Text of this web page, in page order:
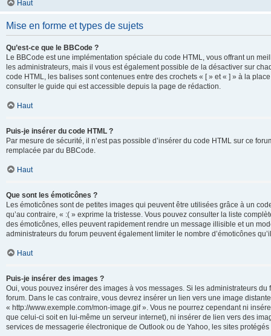
Haut
Mise en forme et types de sujets
Qu’est-ce que le BBCode ?
Le BBCode est une implémentation spéciale du code HTML, vous offrant un
les administrateurs, mais il vous est également possible de la désactiver sur
code HTML, les balises sont contenues entre des crochets « [ » et « ] » à la
consulter le guide qui est accessible depuis la page de rédaction.
Haut
Puis-je insérer du code HTML ?
Par mesure de sécurité, il n’est pas possible d’insérer du code HTML sur ce
remplacée par du BBCode.
Haut
Que sont les émoticônes ?
Les émoticônes sont de petites images qui peuvent être utilisées grâce à un
qu’au contraire, « :( » exprime la tristesse. Vous pouvez consulter la liste
des émoticônes, elles peuvent rapidement rendre un message illisible et un
administrateurs du forum peuvent également limiter le nombre d’émoticônes
Haut
Puis-je insérer des images ?
Oui, vous pouvez insérer des images à vos messages. Si les administrateurs
forum. Dans le cas contraire, vous devrez insérer un lien vers une image
« http://www.exemple.com/mon-image.gif ». Vous ne pourrez cependant ni
que celui-ci soit en lui-même un serveur internet), ni insérer de lien vers des
services de messagerie électronique de Outlook ou de Yahoo, les sites